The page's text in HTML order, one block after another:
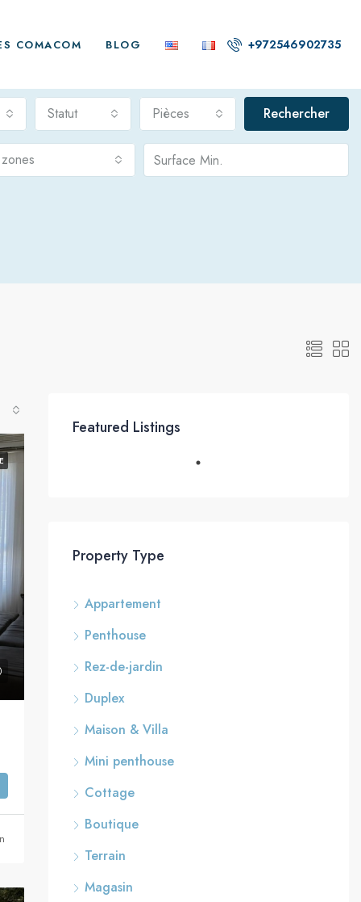
COMACOM BLOG +972546902735
Statut Pièces Rechercher
Featured Listings
Property Type
Appartement
Penthouse
Rez-de-jardin
Duplex
Maison & Villa
Mini penthouse
Cottage
Boutique
Terrain
Magasin